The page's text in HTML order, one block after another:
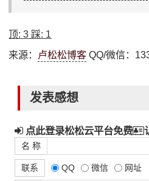
顶:3 踩: 1
来源： 卢松松博客 QQ/微信：
发表感想
点此登录松松云平台免费
名 称
联系 QQ 微信 网址